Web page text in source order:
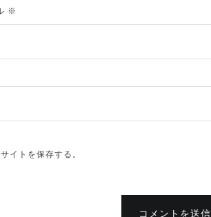
※
イトを保存する。
コメントを送信